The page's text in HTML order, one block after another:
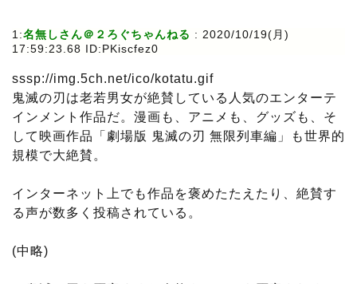
1:名無しさん＠２ろぐちゃんねる : 2020/10/19(月)
17:59:23.68 ID:PKiscfez0
sssp://img.5ch.net/ico/kotatu.gif
鬼滅の刃は老若男女が絶賛している人気のエンターテ
インメント作品だ。漫画も、アニメも、グッズも、そ
して映画作品「劇場版 鬼滅の刃 無限列車編」も世界的
規模で大絶賛。
インターネット上でも作品を褒めたたえたり、絶賛す
る声が数多く投稿されている。
(中略)